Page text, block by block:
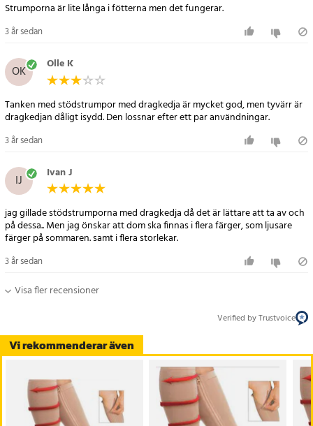
Vi rekommenderar även
Strumporna är lite långa i fötterna men det fungerar.
3 år sedan
OK Olle K
Tanken med stödstrumpor med dragkedja är mycket god, men tyvärr är
dragkedjan dåligt isydd. Den lossnar efter ett par användningar.
3 år sedan
IJ Ivan J
jag gillade stödstrumporna med dragkedja då det är lättare att ta av och
på dessa.. Men jag önskar att dom ska finnas i flera färger, som ljusare
färger på sommaren. samt i flera storlekar.
3 år sedan
Visa fler recensioner
Verified by Trustvoice